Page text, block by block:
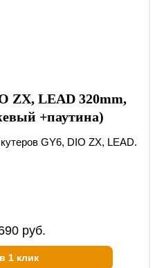
ZX, LEAD 320mm,
+паутина)
GY6, DIO ZX, LEAD.
руб.
1 клик